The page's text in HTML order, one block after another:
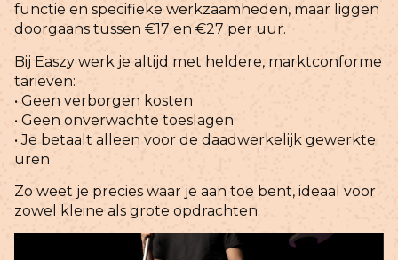
functie en specifieke werkzaamheden, maar liggen
doorgaans tussen €17 en €27 per uur.
Bij Easzy werk je altijd met heldere, marktconforme
tarieven:
• Geen verborgen kosten
• Geen onverwachte toeslagen
• Je betaalt alleen voor de daadwerkelijk gewerkte
uren
Zo weet je precies waar je aan toe bent, ideaal voor
zowel kleine als grote opdrachten.